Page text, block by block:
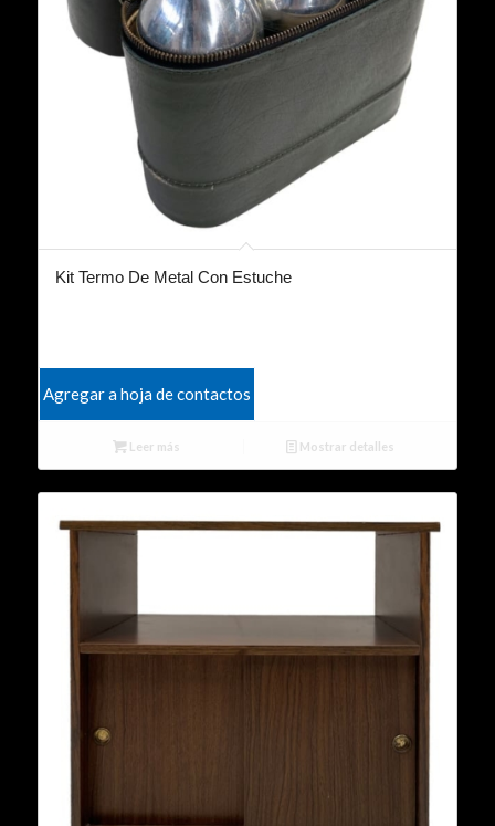
Kit Termo De Metal Con Estuche
Agregar a hoja de contactos
Leer más Mostrar detalles